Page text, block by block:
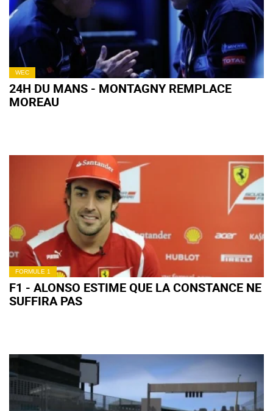
WEC
24H DU MANS - MONTAGNY REMPLACE
MOREAU
FORMULE 1
F1 - ALONSO ESTIME QUE LA CONSTANCE NE
SUFFIRA PAS